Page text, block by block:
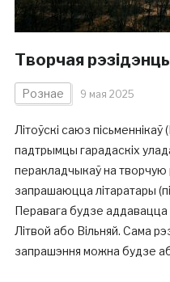
Творчая
Рознае 9 мая 2025
Літоўскі саюз
падтрымцы гарадаскіх
перакладчыкаў на творчую
запрашаюцца літаратары
Перавага будзе аддавацца
Літвой або Вільняй. Сама
запрашэння можна будзе